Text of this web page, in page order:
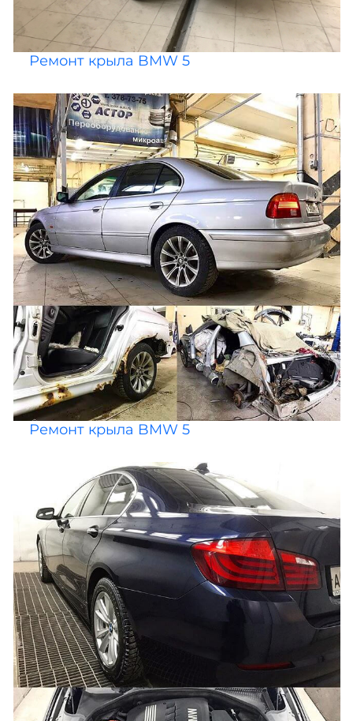
Ремонт крыла BMW 5
Ремонт крыла BMW 5